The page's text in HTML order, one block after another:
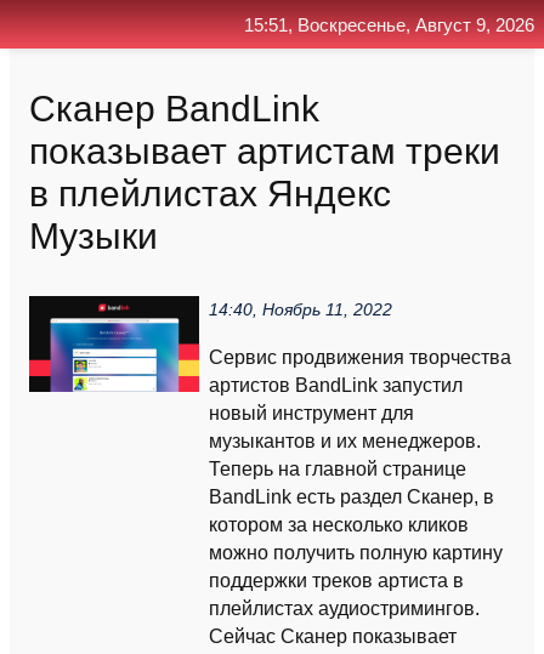
Сканер BandLink
показывает артистам треки
в плейлистах Яндекс
Музыки
14:40, Ноябрь 11, 2022
Сервис продвижения творчества
артистов BandLink запустил
новый инструмент для
музыкантов и их менеджеров.
Теперь на главной странице
BandLink есть раздел Сканер, в
котором за несколько кликов
можно получить полную картину
поддержки треков артиста в
плейлистах аудиостримингов.
Сейчас Сканер показывает
15:51, Воскресенье, Август 9, 2026